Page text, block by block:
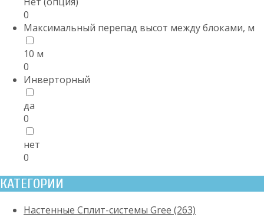
0
Максимальный перепад высот между блоками, м
10 м
0
Инверторный
да
0
нет
0
КАТЕГОРИИ
Настенные Сплит-системы Gree (263)